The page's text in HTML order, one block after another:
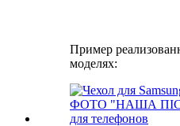
Пример
моделях: